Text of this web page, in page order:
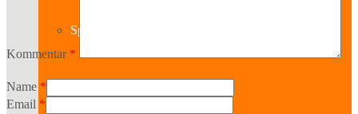
Sparten
Bildende Kunst
Kommentar *
Name *
Email *